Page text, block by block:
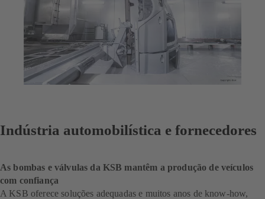
Indústria automobilística e fornecedores
As bombas e válvulas da KSB mantêm a produção de veículos
com confiança
A KSB oferece soluções adequadas e muitos anos de know-how,